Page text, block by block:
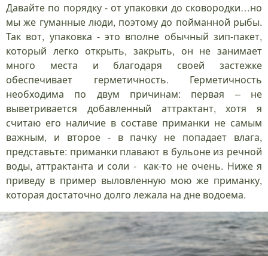
Давайте по порядку - от упаковки до сковородки…но
мы же гуманные люди, поэтому до пойманной рыбы.
Так вот, упаковка - это вполне обычный зип-пакет,
который легко открыть, закрыть, он не занимает
много места и благодаря своей застежке
обеспечивает герметичность. Герметичность
необходима по двум причинам: первая – не
выветривается добавленный аттрактант, хотя я
считаю его наличие в составе приманки не самым
важным, и второе - в пачку не попадает влага,
представьте: приманки плавают в бульоне из речной
воды, аттрактанта и соли - как-то не очень. Ниже я
приведу в пример выловленную мою же приманку,
которая достаточно долго лежала на дне водоема.